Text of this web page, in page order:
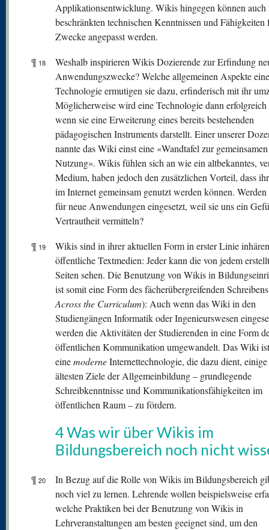
Applikationsentwicklung. Wikis hingegen können auch
beschränkten technischen Kenntnissen und Fähigkeiten
Zwecke angepasst werden.
¶ 18
Weshalb inspirieren Wikis Dozierende zur Erfindung
Anwendungszwecke? Welche allgemeinen Aspekte
Technologie ermutigen sie dazu, erfinderisch mit ihr
Möglicherweise wird eine Technologie dann erfolgreich
wenn sie eine Erweiterung eines bereits bestehenden
pädagogischen Instruments darstellt. Einer unserer
nannte das Wiki einst eine «Wandtafel zur gemeinsamen
Nutzung». Wikis fühlen sich an wie ein altbekanntes,
Medium, haben jedoch den zusätzlichen Vorteil, dass
im Internet gemeinsam genutzt werden können.
für neue Anwendungen eingesetzt, weil sie uns ein
Vertrautheit vermitteln?
¶ 19
Wikis sind in ihrer aktuellen Form in erster Linie
öffentliche Textmedien: Jeder kann die von jedem
Seiten sehen. Die Benutzung von Wikis in
ist somit eine Form des fächerübergreifenden
Across the Curriculum): Auch wenn das Wiki in den
Studiengängen Informatik oder Ingenieurswesen
werden die Aktivitäten der Studierenden in eine Form
öffentlichen Kommunikation umgewandelt. Das Wiki
einemoderneInternettechnologie, die dazu dient, einige
ältesten Ziele der Allgemeinbildung – grundlegende
Schreibkenntnisse und Kommunikationsfähigkeiten im
öffentlichen Raum – zu fördern.
4 Was wir über Wikis im
Bildungsbereich noch nicht
¶ 20
In Bezug auf die Rolle von Wikis im Bildungsbereich
noch viel zu lernen. Lehrende wollen beispielsweise
welche Praktiken bei der Benutzung von Wikis in
Lehrveranstaltungen am besten geeignet sind, um den